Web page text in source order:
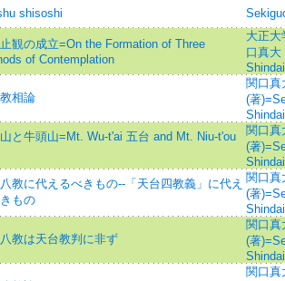
shisoshi
観の成立=On the Formation of Three
of Contemplation
大正大
口真
Shindai
相論
関口真
(著
と牛頭山=Mt. Wu-t'ai 五台 and Mt. Niu-t'ou
関口真
(著
教に代えるべきもの--「天台四教義」に代え
もの
関口真
(著
教は天台教判に非ず
関口真
(著
関口真